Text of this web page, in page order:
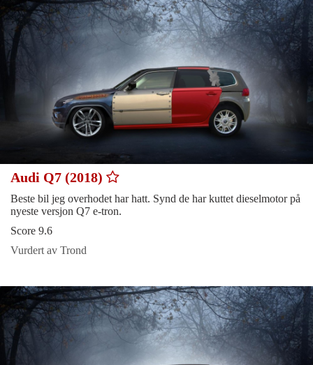
Audi Q7 (2018)
Beste bil jeg overhodet har hatt. Synd de har kuttet dieselmotor på
nyeste versjon Q7 e-tron.
Score 9.6
Vurdert av Trond